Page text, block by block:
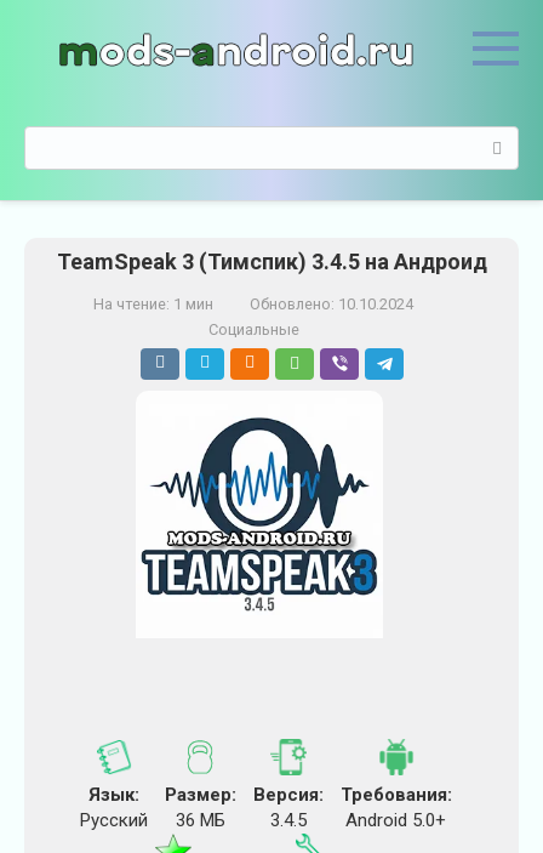
о
TeamSpeak 3 (Тимспик) 3.4.5 на Андроид
На чтение: 1 мин Обновлено: 10.10.2024
Социальные
Язык:
Русский
Размер:
36 МБ
Версия:
3.4.5
Требования:
Android 5.0+